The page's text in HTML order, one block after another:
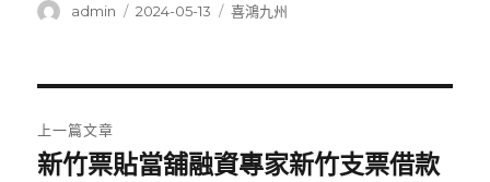
作
admin
發
2024-05-13
分
喜鴻九州
章
上一篇文章
上
新竹票貼當舖融資專家新竹支票借款